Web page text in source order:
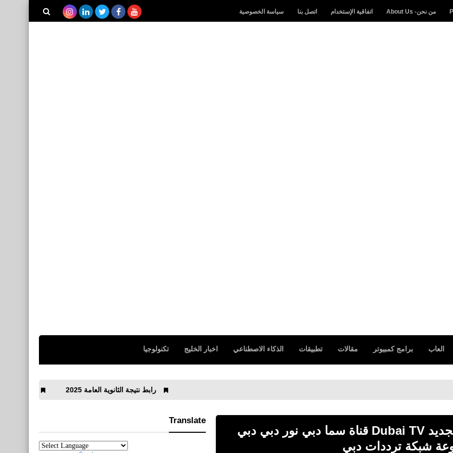
من نحن- About Us اتفاقية الإستخدام اتصل بنا سياسة الخصوصية
العاب برامج كمبيوتر مقالات تطبيقات الذكاء الاصطناعي اخبار الخليج تكنولوجيا
رابط نتيجة الثانوية العامة 2025 تنزيل لعبة Football Dream: Be A Pro لأجهزة الأندرويد
تردد الباقة الكاملة دبي الرياضية الجديد Dubai TV قناة سما دبي نور دبي دبي
شبكة ترددات دبي
Translate